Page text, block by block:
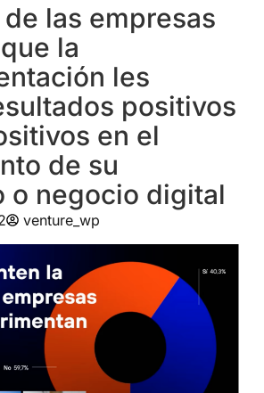
de las empresas
la
les
positivos
en el
de su
o negocio digital
venture_wp